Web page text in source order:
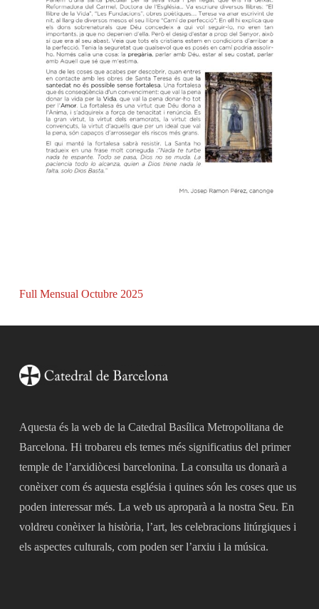
Full Mensual Octubre 2025
Aquesta és la web de la Catedral Basílica Metropolitana de
Barcelona. Hi trobareu els temes més significatius del primer
temple de l’arxidiòcesi barcelonina. La consulta us donarà a
conèixer com és aquesta església i quines són les coses que us
poden interessar més. La web us aproparà a la nostra Seu. En
voldreu conèixer la història, l’art, les celebracions litúrgiques i
els aspectes culturals, com poden ser l’arxiu i la música.